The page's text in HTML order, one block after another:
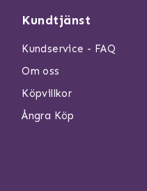
Kundtjänst
Kundservice - FAQ
Om oss
Köpvillkor
Ångra Köp